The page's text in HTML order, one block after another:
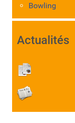
Bowling
Actualités